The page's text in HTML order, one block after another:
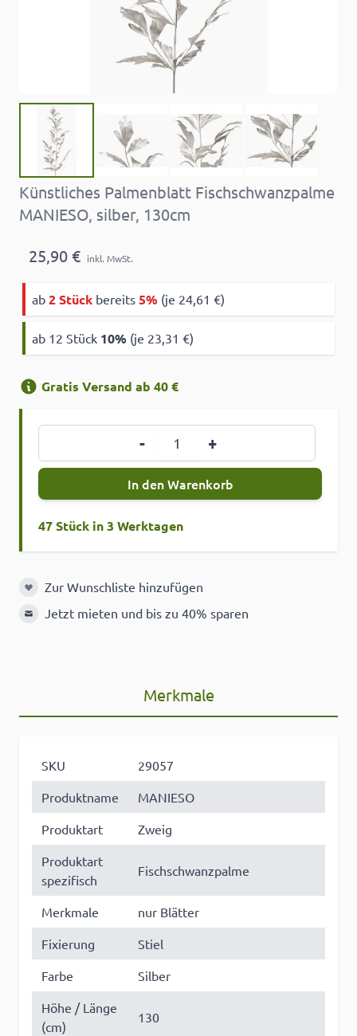
Künstliches Palmenblatt Fischschwanzpalme
MANIESO, silber, 130cm
25,90 € inkl. MwSt.
ab 2 Stück bereits 5% (je 24,61 €)
ab 12 Stück 10% (je 23,31 €)
Gratis Versand ab 40 €
- +
In den Warenkorb
47 Stück in 3 Werktagen
Zur Wunschliste hinzufügen
Zur Wunschliste hinzufügen
Jetzt mieten und bis zu 40% sparen
Merkmale
SKU
29057
Produktname
MANIESO
Produktart
Zweig
Produktart
spezifisch
Fischschwanzpalme
Merkmale
nur Blätter
Fixierung
Stiel
Farbe
Silber
Höhe / Länge
(cm)
130